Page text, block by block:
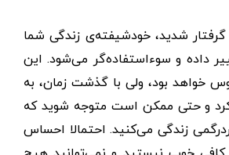
گرفتار شدید، خودشیفته‌ی زندگی شما
داده و سوءاستفاده‌گر می‌شود. این
خواهد بود، ولی با گذشت زمان، به
و حتی ممکن است متوجه شوید که
زندگی می‌کنید. احتمالا احساس